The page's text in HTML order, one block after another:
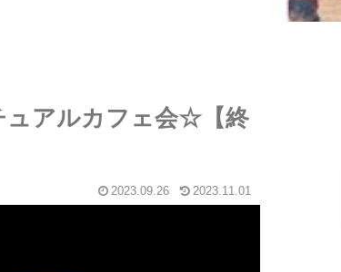
ュアルカフェ会☆【終
2023.09.26 2023.11.01